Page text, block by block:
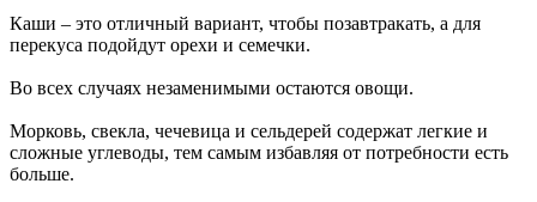
Каши – это отличный вариант, чтобы позавтракать, а для
перекуса подойдут орехи и семечки.
Во всех случаях незаменимыми остаются овощи.
Морковь, свекла, чечевица и сельдерей содержат легкие и
сложные углеводы, тем самым избавляя от потребности есть
больше.